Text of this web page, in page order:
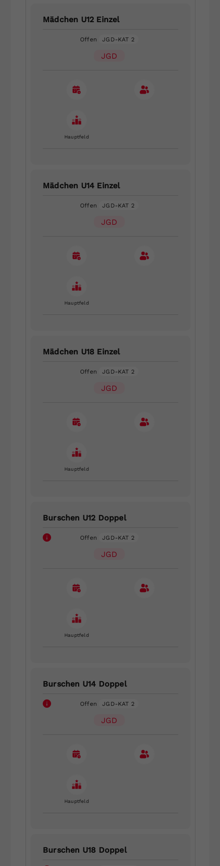
Mädchen U12 Einzel
Offen JGD-KAT 2
JGD
Hauptfeld
Mädchen U14 Einzel
Offen JGD-KAT 2
JGD
Hauptfeld
Mädchen U18 Einzel
Offen JGD-KAT 2
JGD
Hauptfeld
Burschen U12 Doppel
Offen JGD-KAT 2
JGD
Hauptfeld
Burschen U14 Doppel
Offen JGD-KAT 2
JGD
Hauptfeld
Burschen U18 Doppel